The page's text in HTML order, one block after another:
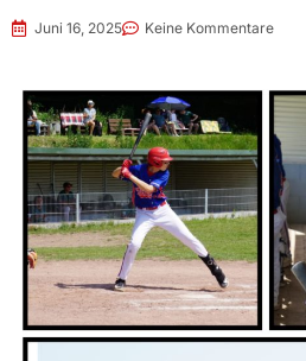
Juni 16, 2025 Keine Kommentare